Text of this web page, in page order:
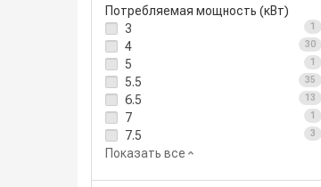
Потребляемая мощность (кВт)
3
1
4 30
5 1
5.5 35
6.5 13
7 1
7.5 3
Показать все